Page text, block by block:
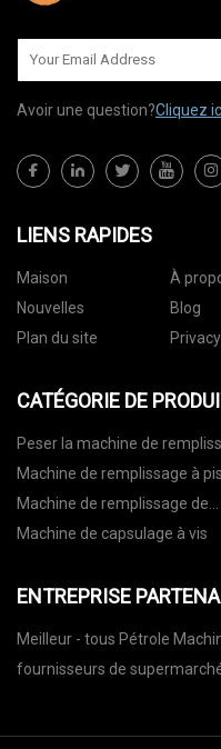
Avoir une question?Cliquez
LIENS RAPIDES
Maison À
Nouvelles
Blog
Plan du site
CATÉGORIE DE
Peser la machine de
Machine de remplissage à
Machine de remplissage de
débitmètre
Machine de capsulage à vis
ENTREPRISE
Meilleur - tous Pétrole Machines
Co., Ltd
fournisseurs de